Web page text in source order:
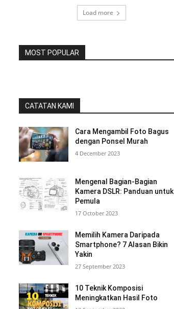
Load more
MOST POPULAR
CATATAN KAMI
Cara Mengambil Foto Bagus
dengan Ponsel Murah
4 December 2023
Mengenal Bagian-Bagian
Kamera DSLR: Panduan untuk
Pemula
17 October 2023
Memilih Kamera Daripada
Smartphone? 7 Alasan Bikin
Yakin
27 September 2023
10 Teknik Komposisi
Meningkatkan Hasil Foto